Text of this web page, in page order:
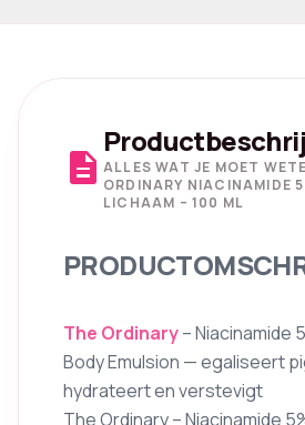
description ALLES WAT JE MOET
ORDINARY NIACINAMIDE
LICHAAM – 100 ML
The Ordinary– Niacinamide
Body Emulsion — egaliseert
hydrateert en verstevigt
The Ordinary – Niacinamide